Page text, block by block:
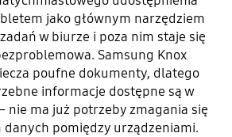
jako głównym narzędziem
w biurze i poza nim staje się
Samsung Knox
poufne dokumenty, dlatego
informacje dostępne są w
nie ma już potrzeby zmagania się
danych pomiędzy urządzeniami.